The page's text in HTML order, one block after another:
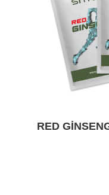
RED